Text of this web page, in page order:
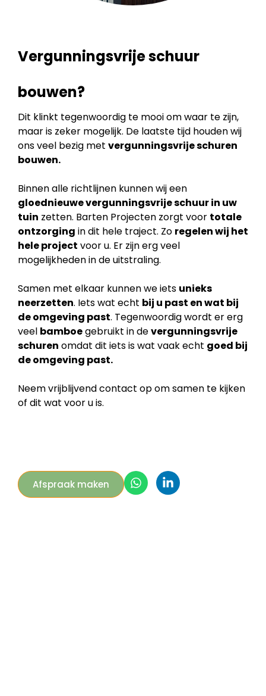
Vergunningsvrije schuur
bouwen?
Dit klinkt tegenwoordig te mooi om waar te zijn,
maar is zeker mogelijk. De laatste tijd houden wij
ons veel bezig met vergunningsvrije schuren
bouwen.
Binnen alle richtlijnen kunnen wij een
gloednieuwe vergunningsvrije schuur in uw
tuin zetten. Barten Projecten zorgt voor totale
ontzorging in dit hele traject. Zo regelen wij het
hele project voor u. Er zijn erg veel
mogelijkheden in de uitstraling.
Samen met elkaar kunnen we iets unieks
neerzetten. Iets wat echt bij u past en wat bij
deomgeving past. Tegenwoordig wordt er erg
veel bamboegebruikt in devergunningsvrije
schuren omdat dit iets is wat vaak echt goed bij
de omgeving past.
Neem vrijblijvend contact op om samen te kijken
of dit wat voor u is.
Afspraak maken